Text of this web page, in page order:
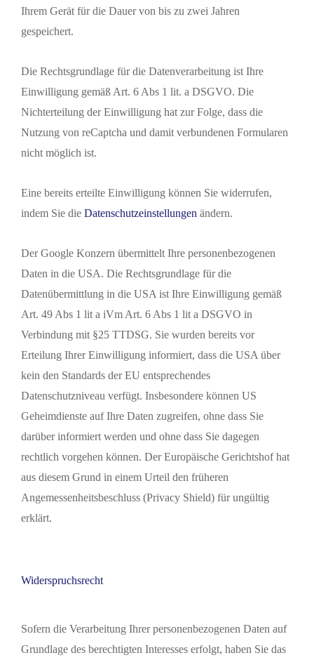
Ihrem Gerät für die Dauer von bis zu zwei Jahren
gespeichert.
Die Rechtsgrundlage für die Datenverarbeitung ist Ihre
Einwilligung gemäß Art. 6 Abs 1 lit. a DSGVO. Die
Nichterteilung der Einwilligung hat zur Folge, dass die
Nutzung von reCaptcha und damit verbundenen Formularen
nicht möglich ist.
Eine bereits erteilte Einwilligung können Sie widerrufen,
indem Sie die Datenschutzeinstellungen ändern.
Der Google Konzern übermittelt Ihre personenbezogenen
Daten in die USA. Die Rechtsgrundlage für die
Datenübermittlung in die USA ist Ihre Einwilligung gemäß
Art. 49 Abs 1 lit a iVm Art. 6 Abs 1 lit a DSGVO in
Verbindung mit §25 TTDSG. Sie wurden bereits vor
Erteilung Ihrer Einwilligung informiert, dass die USA über
kein den Standards der EU entsprechendes
Datenschutzniveau verfügt. Insbesondere können US
Geheimdienste auf Ihre Daten zugreifen, ohne dass Sie
darüber informiert werden und ohne dass Sie dagegen
rechtlich vorgehen können. Der Europäische Gerichtshof hat
aus diesem Grund in einem Urteil den früheren
Angemessenheitsbeschluss (Privacy Shield) für ungültig
erklärt.
Widerspruchsrecht
Sofern die Verarbeitung Ihrer personenbezogenen Daten auf
Grundlage des berechtigten Interesses erfolgt, haben Sie das